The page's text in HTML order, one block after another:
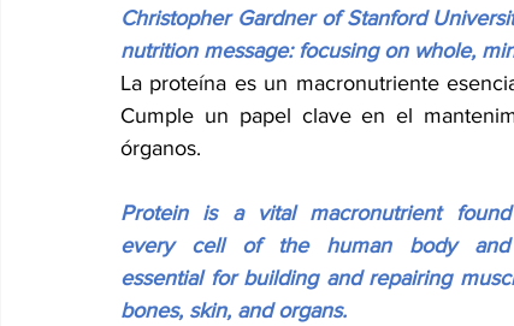
Christopher Gardner of Stanford
nutrition message: focusing on whole,
La proteína es un macronutriente
Cumple un papel clave en el
órganos.
Protein is a vital macronutrient
every cell of the human body
essential for building and repairing
bones, skin, and organs.